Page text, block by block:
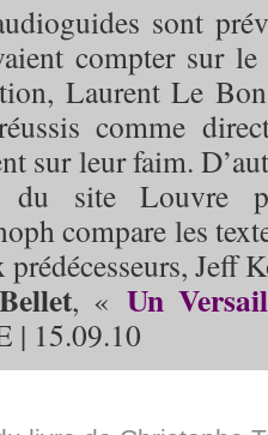
sont
compter sur
Laurent Le
comme
sur leur faim.
du site Louvre
compare les
prédécesseurs,
, « Un
| 15.09.10